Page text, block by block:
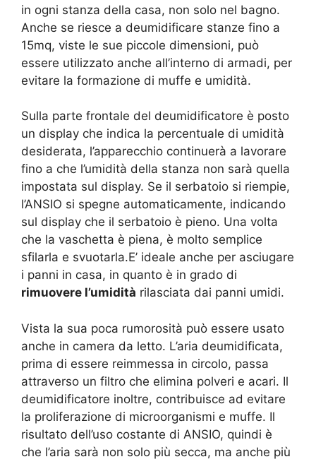
in ogni stanza della casa, non solo nel bagno.
Anche se riesce a deumidificare stanze fino a
15mq, viste le sue piccole dimensioni, può
essere utilizzato anche all’interno di armadi, per
evitare la formazione di muffe e umidità.
Sulla parte frontale del deumidificatore è posto
un display che indica la percentuale di umidità
desiderata, l’apparecchio continuerà a lavorare
fino a che l’umidità della stanza non sarà quella
impostata sul display. Se il serbatoio si riempie,
l’ANSIO si spegne automaticamente, indicando
sul display che il serbatoio è pieno. Una volta
che la vaschetta è piena, è molto semplice
sfilarla e svuotarla.E’ ideale anche per asciugare
i panni in casa, in quanto è in grado di
rimuovere l’umidità rilasciata dai panni umidi.
Vista la sua poca rumorosità può essere usato
anche in camera da letto. L’aria deumidificata,
prima di essere reimmessa in circolo, passa
attraverso un filtro che elimina polveri e acari. Il
deumidificatore inoltre, contribuisce ad evitare
la proliferazione di microorganismi e muffe. Il
risultato dell’uso costante di ANSIO, quindi è
che l’aria sarà non solo più secca, ma anche più